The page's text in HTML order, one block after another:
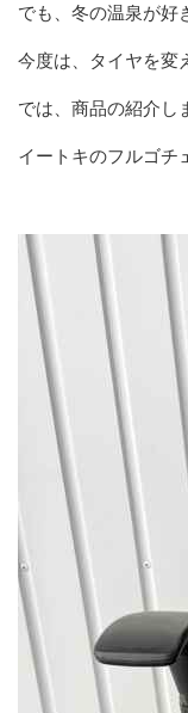
でも、冬の温泉が好
今度は、タイヤを変
では、商品の紹介し
イートキのフルゴチ